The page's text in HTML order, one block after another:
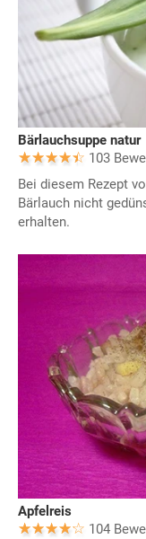
Bärlauchsuppe natur
103
Bei diesem Rezept
Bärlauch nicht
erhalten.
Apfelreis
104